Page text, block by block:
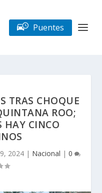
Puentes
TRAS CHOQUE
ROO;
HAY CINCO
2024 | Nacional | 0